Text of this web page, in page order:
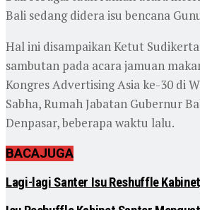
Bali sedang didera isu bencana
Hal ini disampaikan Ketut
sambutan pada acara jamuan
Kongres Advertising Asia ke-30 di
Sabha, Rumah Jabatan Gubernur
Denpasar, beberapa waktu lalu.
BACAJUGA
Lagi-lagi Santer Isu Reshuffle